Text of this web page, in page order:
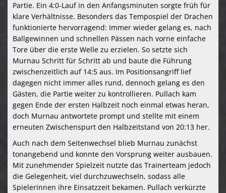
Partie. Ein 4:0-Lauf in den Anfangsminuten sorgte früh für
klare Verhältnisse. Besonders das Tempospiel der Drachen
funktionierte hervorragend: Immer wieder gelang es, nach
Ballgewinnen und schnellen Pässen nach vorne einfache
Tore über die erste Welle zu erzielen. So setzte sich
Murnau Schritt für Schritt ab und baute die Führung
zwischenzeitlich auf 14:5 aus. Im Positionsangriff lief
dagegen nicht immer alles rund, dennoch gelang es den
Gästen, die Partie weiter zu kontrollieren. Pullach kam
gegen Ende der ersten Halbzeit noch einmal etwas heran,
doch Murnau antwortete prompt und stellte mit einem
erneuten Zwischenspurt den Halbzeitstand von 20:13 her.
Auch nach dem Seitenwechsel blieb Murnau zunächst
tonangebend und konnte den Vorsprung weiter ausbauen.
Mit zunehmender Spielzeit nutzte das Trainerteam jedoch
die Gelegenheit, viel durchzuwechseln, sodass alle
Spielerinnen ihre Einsatzzeit bekamen. Pullach verkürzte